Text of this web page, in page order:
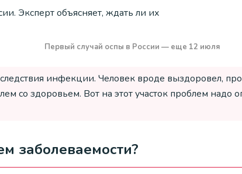
Первый случай оспы в России — еще 12 июля
инфекции. Человек вроде выздоровел,
со здоровьем. Вот на этот участок проблем надо
заболеваемости?